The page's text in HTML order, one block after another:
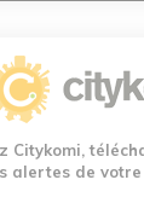
Citykomi,
alertes de